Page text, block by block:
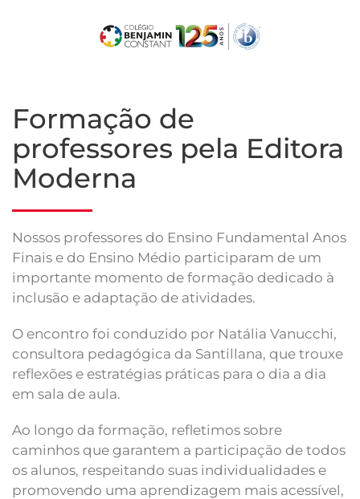
Formação de
professores pela Editora
Moderna
Nossos professores do Ensino Fundamental Anos
Finais e do Ensino Médio participaram de um
importante momento de formação dedicado à
inclusão e adaptação de atividades.
O encontro foi conduzido por Natália Vanucchi,
consultora pedagógica da Santillana, que trouxe
reflexões e estratégias práticas para o dia a dia
em sala de aula.
Ao longo da formação, refletimos sobre
caminhos que garantem a participação de todos
os alunos, respeitando suas individualidades e
promovendo uma aprendizagem mais acessível,